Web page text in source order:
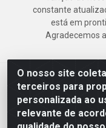
O nosso site
terceiros para
personalizada ao
relevante de
constante
está em
Agradecemos
Deskontão Atacado -
Imbiribeira - Recife/PE -